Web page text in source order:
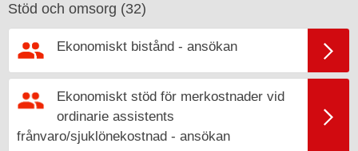
Stöd och omsorg (32)
Ekonomiskt bistånd - ansökan
Ekonomiskt stöd för merkostnader vid
ordinarie assistents
frånvaro/sjuklönekostnad - ansökan